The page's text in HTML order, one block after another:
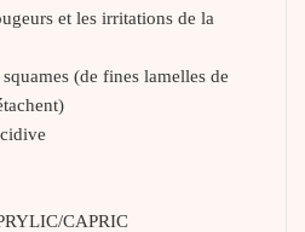
et les irritations de la
(de fines lamelles de
CAPRIC